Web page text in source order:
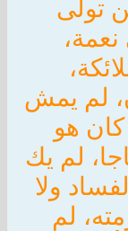
تولى
لم يمش
هو
لم يك
ولا
لم